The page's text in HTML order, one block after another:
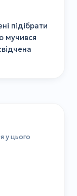
підібрати
мучився
у цього